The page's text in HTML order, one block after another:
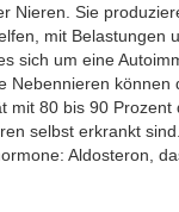
Nieren. Sie
mit Belastungen
sich um eine
Nebennieren
mit 80 bis 90
selbst erkrankt
Aldosteron,